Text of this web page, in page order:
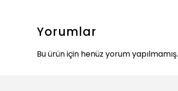
Yorumlar
Bu ürün için henüz yorum yapılmamış.